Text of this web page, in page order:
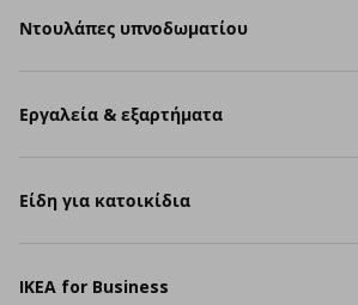
Ντουλάπες υπνοδωματίου
Εργαλεία & εξαρτήματα
Είδη για κατοικίδια
IKEA for Business